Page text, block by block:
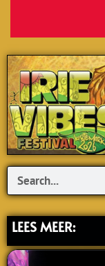
Search
LEES MEER: